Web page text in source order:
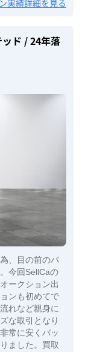
実績詳細を見る
ド / 24年落
、目の前のパ
今回SellCaの
ークション出
ンも初めてで
れなど親身に
な取引となり
常に安くバッ
ました。買取